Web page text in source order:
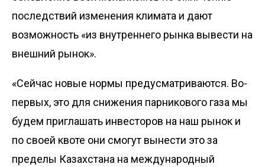
последствий изменения климата и дают
возможность «из внутреннего рынка вывести на
внешний рынок».
«Сейчас новые нормы предусматриваются. Во-
первых, это для снижения парникового газа мы
будем приглашать инвесторов на наш рынок и
по своей квоте они смогут вынести это за
пределы Казахстана на международный